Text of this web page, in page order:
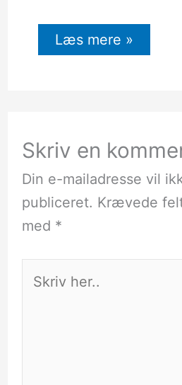
Læs mere »
Skriv en
Din e-mailadresse vil
publiceret. Krævede
med *
her..